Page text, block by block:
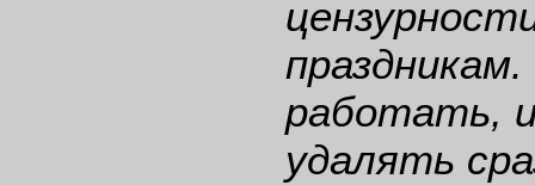
работать,
удалять